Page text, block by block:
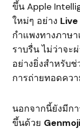
ขึ้น Apple
ใหม่ๆ อย่าง
กำแพงทางภาษ
ราบรื่น ไม่ว่าจะ
อย่างยิ่งสำหรับ
การถ่ายทอดคว
นอกจากนี้ยังมีก
ขึ้นด้วย Genmoji